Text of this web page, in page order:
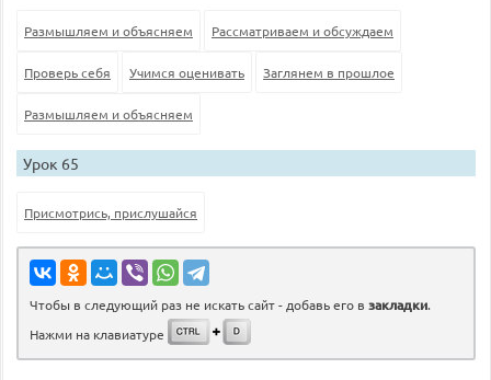
Размышляем и объясняем Рассматриваем и обсуждаем
Проверь себя Учимся оценивать Заглянем в прошлое
Размышляем и объясняем
Урок 65
Присмотрись, прислушайся
Чтобы в следующий раз не искать сайт - добавь его в закладки.
Нажми на клавиатуре